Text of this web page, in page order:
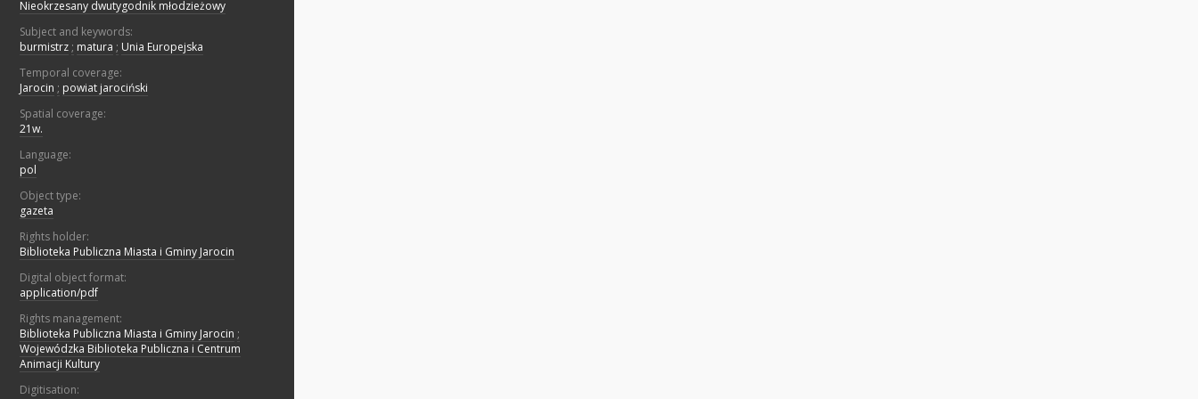
Nieokrzesany dwutygodnik młodzieżowy
Subject and keywords:
burmistrz ; matura ; Unia Europejska
Temporal coverage:
Jarocin ; powiat jarociński
Spatial coverage:
21w.
Language:
pol
Object type:
gazeta
Rights holder:
Biblioteka Publiczna Miasta i Gminy Jarocin
Digital object format:
application/pdf
Rights management:
Biblioteka Publiczna Miasta i Gminy Jarocin ;
Wojewódzka Biblioteka Publiczna i Centrum
Animacji Kultury
Digitisation: